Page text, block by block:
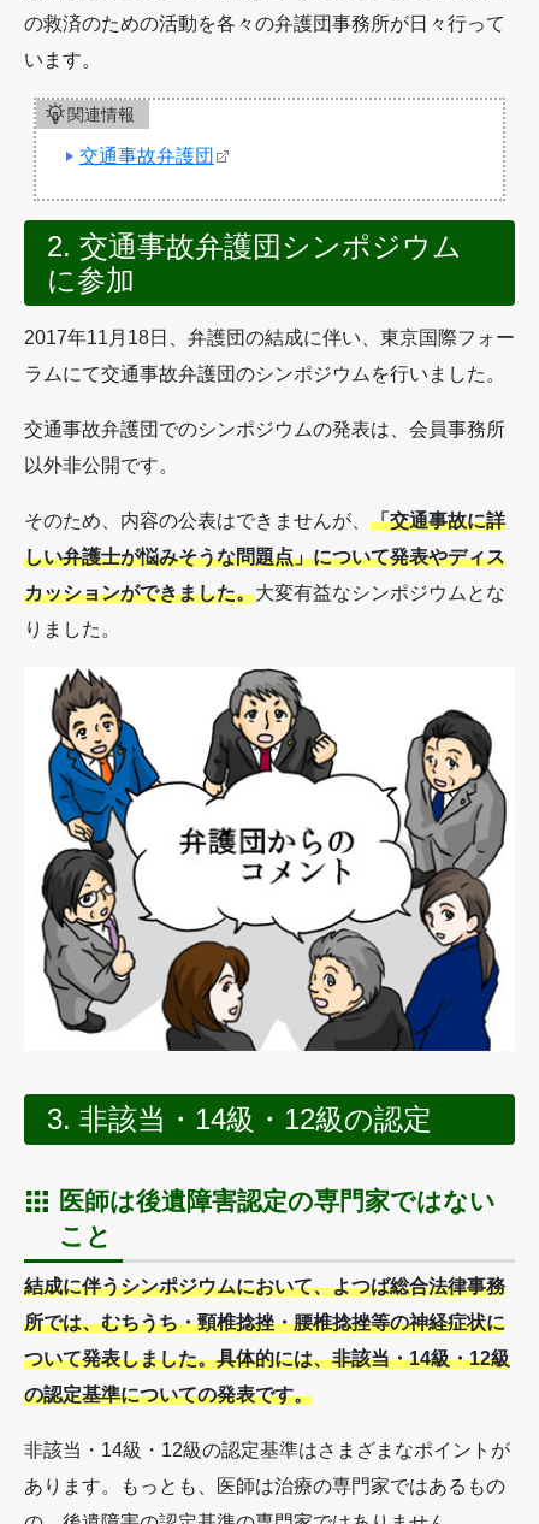
の救済のための活動を各々の弁護団事務所が日々行って
います。
関連情報
交通事故弁護団
2. 交通事故弁護団シンポジウム
に参加
2017年11月18日、弁護団の結成に伴い、東京国際フォー
ラムにて交通事故弁護団のシンポジウムを行いました。
交通事故弁護団でのシンポジウムの発表は、会員事務所
以外非公開です。
そのため、内容の公表はできませんが、 「交通事故に詳
しい弁護士が悩みそうな問題点」について発表やディス
カッションができました。大変有益なシンポジウムとな
りました。
3. 非該当・14級・12級の認定
医師は後遺障害認定の専門家ではない
こと
結成に伴うシンポジウムにおいて、よつば総合法律事務
所では、むちうち・頸椎捻挫・腰椎捻挫等の神経症状に
ついて発表しました。具体的には、非該当・14級・12級
の認定基準についての発表です。
非該当・14級・12級の認定基準はさまざまなポイントが
あります。もっとも、医師は治療の専門家ではあるもの